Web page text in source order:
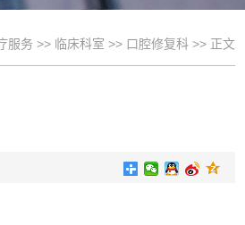
服务 >> 临床科室 >> 口腔修复科 >> 正文